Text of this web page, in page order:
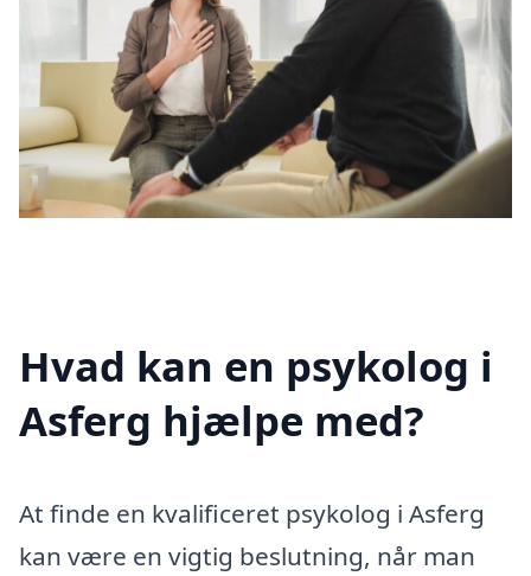
Hvad kan en psykolog i
Asferg hjælpe med?
At finde en kvalificeret psykolog i Asferg
kan være en vigtig beslutning, når man